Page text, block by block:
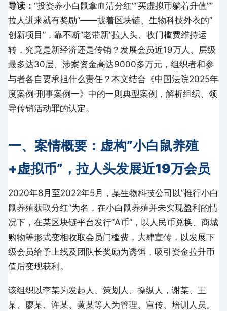
导读： “投资养小白鼠拿血清分红””买虚拟币躺着升值””
拉人进来就有奖励”——披着区块链、生物科技外衣的”
创新项目”，靠不断”老带新”拉人头、收门槛费维持运
转，究竟是新经济还是传销？发展会员近19万人、层级
最多达30层、涉案资金高达9000多万元，组织者和参
与者各自要承担什么责任？本文结合《中国法院2025年
度案例·刑事案例一》中的一则典型案例，解析组织、领
导传销活动罪的认定。
一、案情概要：虚构”小白鼠养殖
+虚拟币”，拉人头发展近19万会员
2020年8月至2022年5月，某生物科技公司以”推行小白
鼠养殖获取分红”为名，在小白鼠养殖并未实现盈利的情
况下，在某区块链平台发行”A币”，以人民币兑换、商城
购物等形式变相收取会员门槛费，大肆宣传，以发展下
级会员给予上线及团队长奖励为诱饵，吸引资金拉升币
值后变现获利。
该组织以李某为发起人、策划人、操纵人，谢某、王
某、廖某、许某、黄某等人为管理、宣传、培训人员。